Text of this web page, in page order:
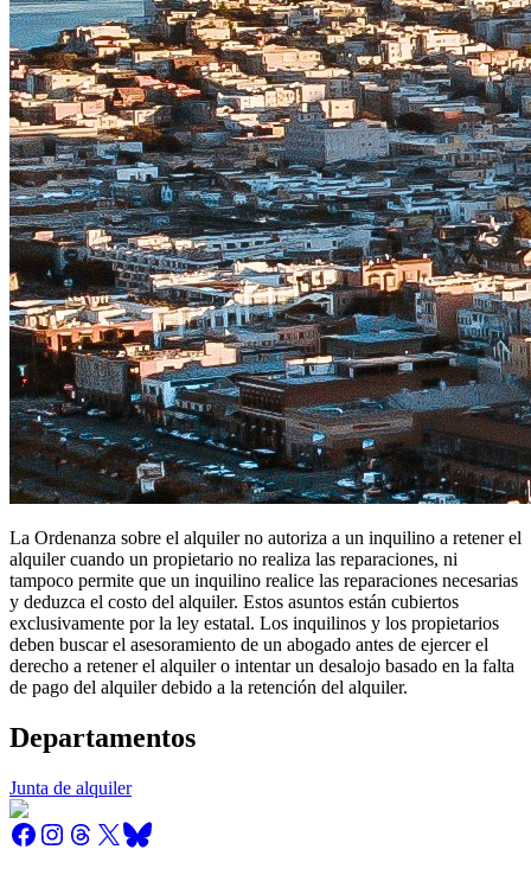
La Ordenanza sobre el alquiler no autoriza a un inquilino a retener el
alquiler cuando un propietario no realiza las reparaciones, ni
tampoco permite que un inquilino realice las reparaciones necesarias
y deduzca el costo del alquiler. Estos asuntos están cubiertos
exclusivamente por la ley estatal. Los inquilinos y los propietarios
deben buscar el asesoramiento de un abogado antes de ejercer el
derecho a retener el alquiler o intentar un desalojo basado en la falta
de pago del alquiler debido a la retención del alquiler.
Departamentos
Junta de alquiler